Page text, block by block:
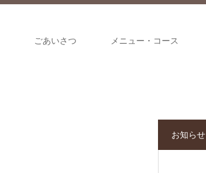
ごあいさつ メニュー・コース
お知らせ